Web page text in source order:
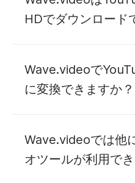
HDでダウンロード
Wave.videoで
に変換できますか？
Wave.videoでは他
オツールが利用で